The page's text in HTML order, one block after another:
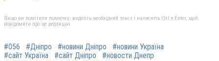
Якщо ви помітили помилку, виділіть необхідний текст і натисніть Ctrl + Enter, щоб
повідомити про це редакцію
#056 #Дніпро #новини Дніпро
#новини Україна
#сайт Україна
#сайт Дніпро
#новости Днепр